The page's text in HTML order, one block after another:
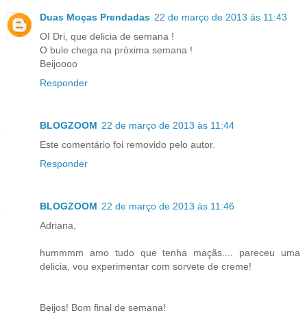
Duas Moças Prendadas 22 de março de 2013 às 11:43
OI Dri, que delicia de semana !
O bule chega na próxima semana !
Beijoooo
Responder
BLOGZOOM 22 de março de 2013 às 11:44
Este comentário foi removido pelo autor.
Responder
BLOGZOOM 22 de março de 2013 às 11:46
Adriana,
hummmm amo tudo que tenha maçãs.... pareceu uma
delicia, vou experimentar com sorvete de creme!
Beijos! Bom final de semana!